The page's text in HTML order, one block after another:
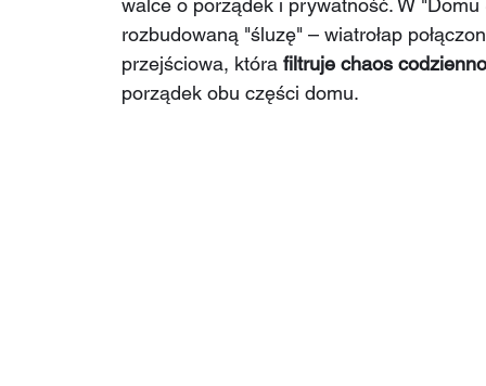
walce o porządek i prywatność. W
rozbudowaną "śluzę" – wiatrołap
przejściowa, która filtruje chaos
porządek obu części domu.